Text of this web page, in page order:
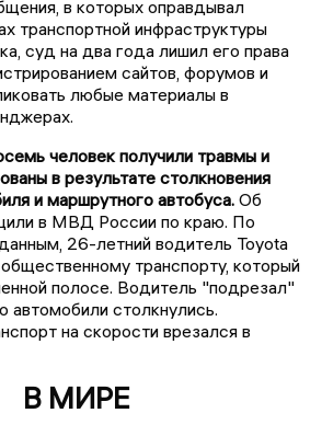
в которых оправдывал
транспортной инфраструктуры
суд на два года лишил его права
сайтов, форумов и
любые материалы в
человек получили травмы и
в результате столкновения
и маршрутного автобуса. Об
в МВД России по краю. По
26-летний водитель Toyota
транспорту, который
полосе. Водитель "подрезал"
автомобили столкнулись.
на скорости врезался в
В МИРЕ